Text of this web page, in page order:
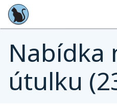
Nabídka
útulku